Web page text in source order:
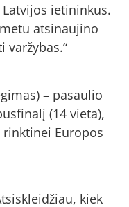
ietininkus.
atsinaujino
varžybas.“
– pasaulio
(14 vieta),
Europos
kiek